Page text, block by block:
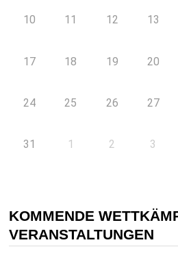
10 11 12 13
17 18 19 20
24 25 26 27
31 1 2 3
KOMMENDE
VERANSTALTUNGEN